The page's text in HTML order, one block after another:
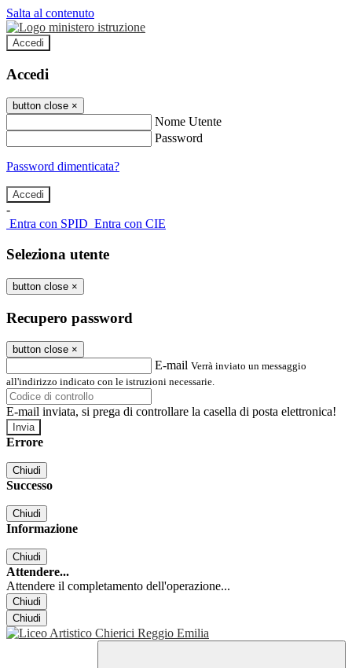
Salta al contenuto
Accedi
Accedi
button close ×
Nome Utente
Password
Password dimenticata?
-
Entra con SPID Entra con CIE
Seleziona utente
button close ×
Recupero password
button close ×
E-mail Verrà inviato un messaggio
all'indirizzo indicato con le istruzioni necessarie.
E-mail inviata, si prega di controllare la casella di posta elettronica!
Errore
Chiudi
Successo
Chiudi
Informazione
Chiudi
Attendere...
Attendere il completamento dell'operazione...
Chiudi
Chiudi